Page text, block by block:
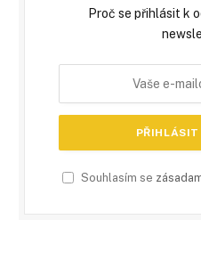
Proč se přihlásit k
Souhlasím se